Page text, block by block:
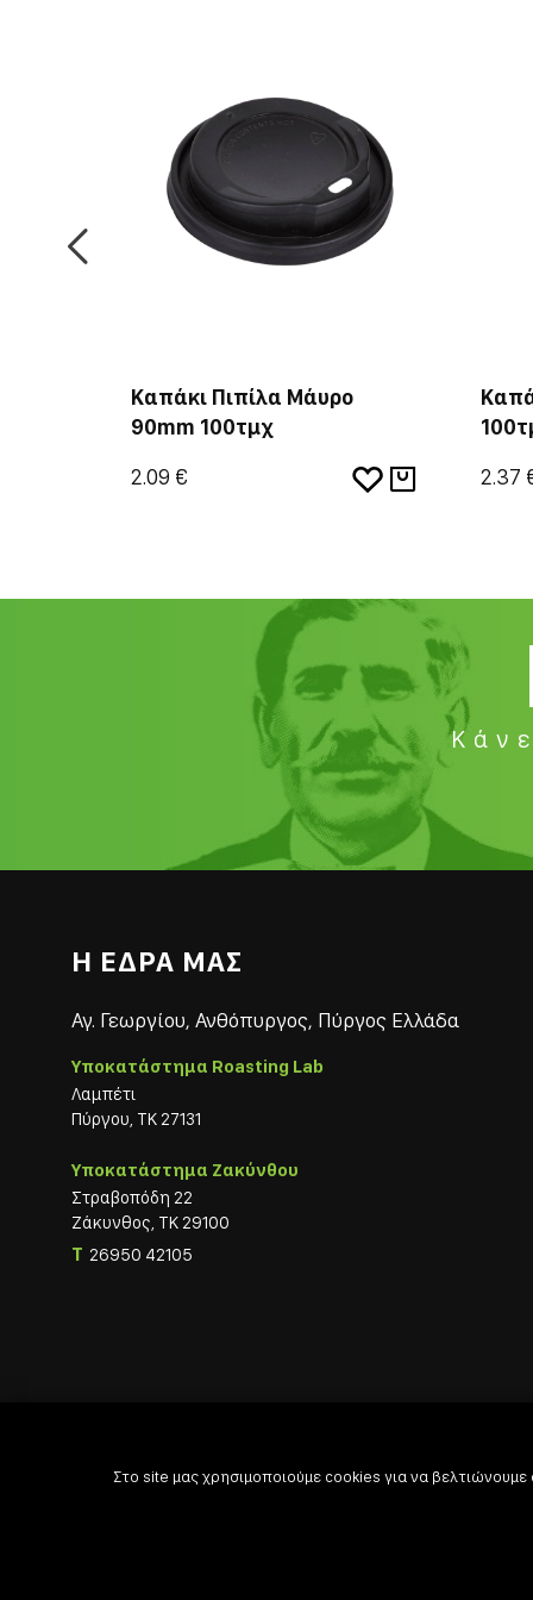
Καπάκι Πιπίλα Μάυρο
90mm 100τμχ
2.09 € 2.37
Η ΕΔΡΑ ΜΑΣ
Αγ. Γεωργίου, Ανθόπυργος, Πύργος Ελλάδα
Υποκατάστημα Roasting Lab
Λαμπέτι
Πύργου, ΤΚ 27131
Υποκατάστημα Ζακύνθου
Στραβοπόδη 22
Ζάκυνθος, ΤΚ 29100
T 26950 42105
Στο site μας χρησιμοποιούμε cookies για να